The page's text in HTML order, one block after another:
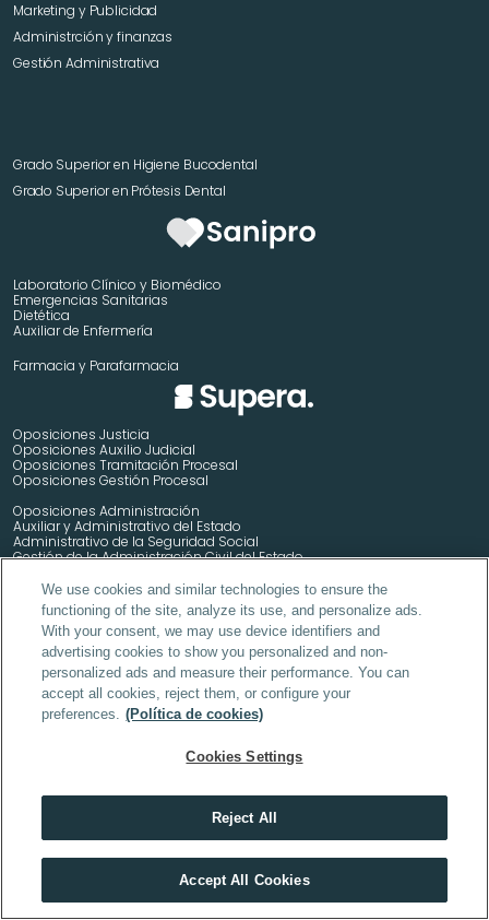
Marketing y Publicidad
Administrción y finanzas
Gestión Administrativa
Grado Superior en Higiene Bucodental
Grado Superior en Prótesis Dental
Laboratorio Clínico y Biomédico
Emergencias Sanitarias
Dietética
Auxiliar de Enfermería
Farmacia y Parafarmacia
Oposiciones Justicia
Oposiciones Auxilio Judicial
Oposiciones Tramitación Procesal
Oposiciones Gestión Procesal
Oposiciones Administración
Auxiliar y Administrativo del Estado
Administrativo de la Seguridad Social
Gestión de la Administración Civil del Estado
Oposiciones Controlador Aéreo
Oposiciones Administrador de la UE
Agente de Hacienda
Auxiliares Administrativos del Ayuntamiento de Madrid
Oposiciones Técnico de Hacienda
Oposiciones Auxiliares y Administrativos de la Junta de Andalucía
Oposiciones Tropa y Marinería
Oposiciones Policía Local Madrid
Oposiciones Guardia Civil
Oposiciones Suboficiales del Ejército
HACER TEST
We use cookies and similar technologies to ensure the
functioning of the site, analyze its use, and personalize ads.
With your consent, we may use device identifiers and
advertising cookies to show you personalized and non-
personalized ads and measure their performance. You can
accept all cookies, reject them, or configure your
preferences. (Política de cookies)
Cookies Settings
Reject All
Accept All Cookies